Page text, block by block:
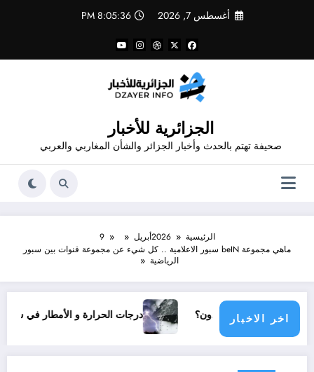
أغسطس 7, 2026 8:05:36 PM
الجزائرية للأخبار
صحيفة تهتم بالحدث وأخبار الجزائر والشأن المغاربي والعربي
الرئيسية 2026أبريل
9
ماهي مجموعة beIN سبور الاعلامية .. كل شيء عن مجموعة قنوات بين سبور
الرياضية
اخر الاخبار
دولي يناشدون؟ درجات الحرارة و الأمطار في سبتمبر 2026 في الجزائر